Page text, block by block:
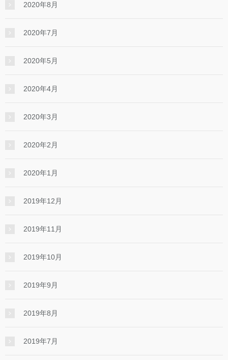
2020年8月
2020年7月
2020年5月
2020年4月
2020年3月
2020年2月
2020年1月
2019年12月
2019年11月
2019年10月
2019年9月
2019年8月
2019年7月